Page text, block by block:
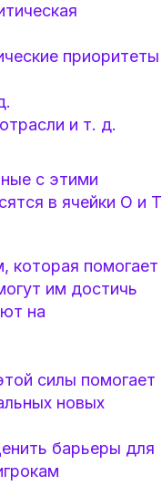
приоритеты
и т. д.
с этими
в ячейки O и T
помогает
им достичь
на
силы помогает
новых
барьеры для